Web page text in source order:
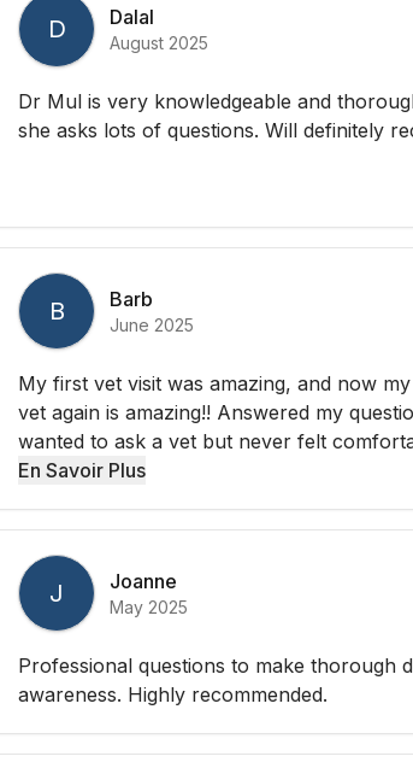
D Dalal
August 2025
Dr Mul is very knowledgeable and
she asks lots of questions. Will definitely
B Barb
June 2025
My first vet visit was amazing, and now
vet again is amazing!! Answered my
wanted to ask a vet but never felt
En Savoir Plus
J Joanne
May 2025
Professional questions to make thorough
awareness. Highly recommended.